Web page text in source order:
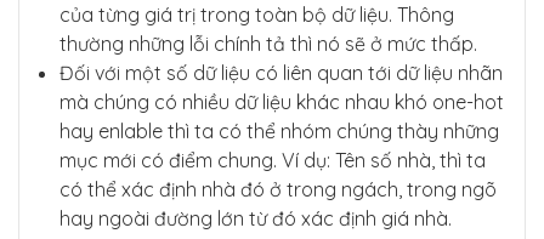
của từng giá trị trong toàn bộ dữ liệu. Thông
thường những lỗi chính tả thì nó sẽ ở mức thấp.
Đối với một số dữ liệu có liên quan tới dữ liệu nhãn
mà chúng có nhiều dữ liệu khác nhau khó one-hot
hay enlable thì ta có thể nhóm chúng thày những
mục mới có điểm chung. Ví dụ: Tên số nhà, thì ta
có thể xác định nhà đó ở trong ngách, trong ngõ
hay ngoài đường lớn từ đó xác định giá nhà.